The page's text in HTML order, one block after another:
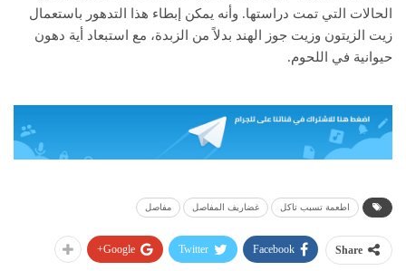
الحالات التي تمت دراستها. وأنه يمكن إبطاء هذا التدهور باستعمال
زيت الزيتون وزيت جوز الهند بدلاً من الزبدة، مع استبعاد أية دهون
حيوانية في اللحوم.
اطعمة تسبب تاكل غضاريف المفاصل مفاصل
Share
Facebook
Twitter
Google+